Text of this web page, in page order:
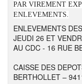
PAR VIREMENT
ENLEVEMENTS.
ENLEVEMENTS
JEUDI 26 ET
AU CDC - 16 RUE
CAISSE DES
BERTHOLLET –